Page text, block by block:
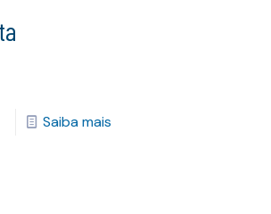
Saiba mais